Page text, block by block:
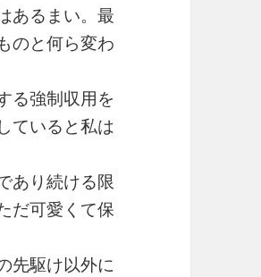
あるまい。最
のと何ら変わ
る強制収用を
ていると私は
あり続ける限
だ可愛くて保
先駆け以外に